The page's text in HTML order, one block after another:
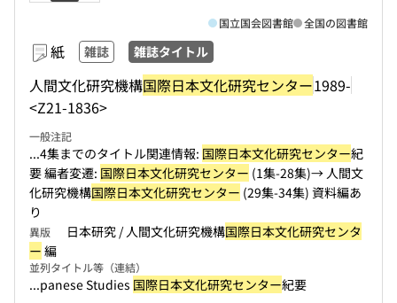
紙 雑誌 雑誌タイトル
人間文化研究機構国際日本文化研究センター1989-
<Z21-1836>
国立国会図書館 全国の図書館
一般注記
...4集までのタイトル関連情報: 国際日本文化研究センター紀
要 編者変遷: 国際日本文化研究センター (1集-28集)→ 人間文
化研究機構国際日本文化研究センター (29集-34集) 資料編あ
り
異版 日本研究 / 人間文化研究機構国際日本文化研究センタ
ー 編
並列タイトル等（連結）
...panese Studies 国際日本文化研究センター紀要